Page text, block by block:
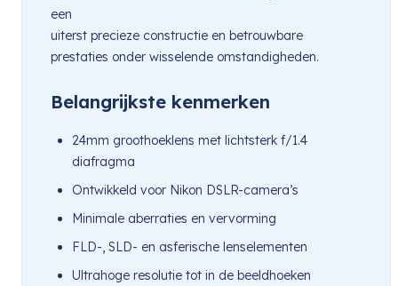
een
uiterst precieze constructie en betrouwbare
prestaties onder wisselende omstandigheden.
Belangrijkste kenmerken
24mm groothoeklens met lichtsterk f/1.4
diafragma
Ontwikkeld voor Nikon DSLR-camera’s
Minimale aberraties en vervorming
FLD-, SLD- en asferische lenselementen
Ultrahoge resolutie tot in de beeldhoeken